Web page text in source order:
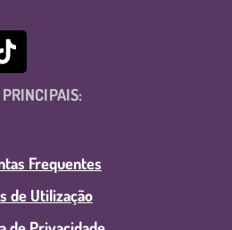
Frequentes
de Utilização